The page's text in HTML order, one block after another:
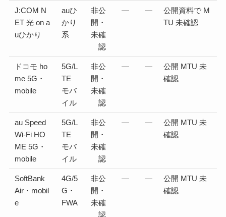
J:COM N
ET 光 on a
uひかり
auひ
かり
系
非公
開・
未確
認
— —
公開資料で M
TU 未確認
ドコモ ho
me 5G・
mobile
5G/L
TE
モバ
イル
非公
開・
未確
認
— —
公開 MTU 未
確認
au Speed
Wi-Fi HO
ME 5G・
mobile
5G/L
TE
モバ
イル
非公
開・
未確
認
— —
公開 MTU 未
確認
SoftBank
Air・mobil
e
4G/5
G・
FWA
非公
開・
未確
認
— —
公開 MTU 未
確認